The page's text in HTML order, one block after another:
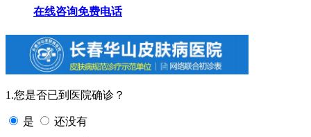
在线咨询免费电话
1.您是否已到医院确诊？
是 还没有